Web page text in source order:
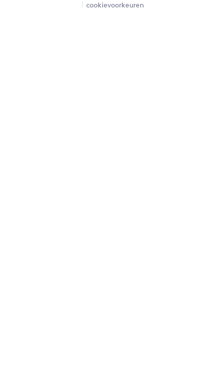
cookievoorkeuren